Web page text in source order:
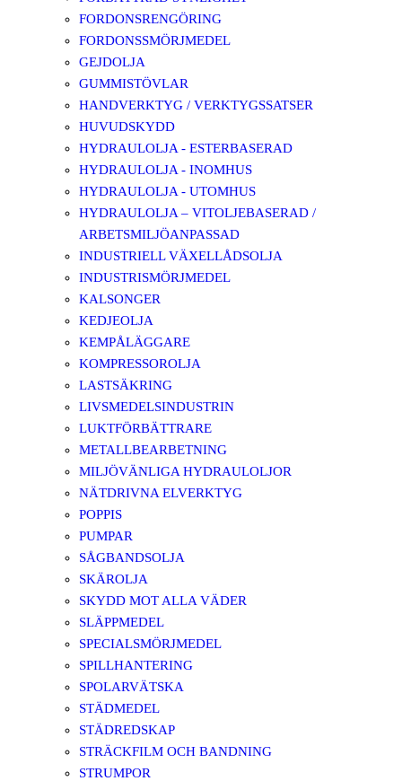
FORDONSRENGÖRING
FORDONSSMÖRJMEDEL
GEJDOLJA
GUMMISTÖVLAR
HANDVERKTYG / VERKTYGSSATSER
HUVUDSKYDD
HYDRAULOLJA - ESTERBASERAD
HYDRAULOLJA - INOMHUS
HYDRAULOLJA - UTOMHUS
HYDRAULOLJA – VITOLJEBASERAD /
ARBETSMILJÖANPASSAD
INDUSTRIELL VÄXELLÅDSOLJA
INDUSTRISMÖRJMEDEL
KALSONGER
KEDJEOLJA
KEMPÅLÄGGARE
KOMPRESSOROLJA
LASTSÄKRING
LIVSMEDELSINDUSTRIN
LUKTFÖRBÄTTRARE
METALLBEARBETNING
MILJÖVÄNLIGA HYDRAULOLJOR
NÄTDRIVNA ELVERKTYG
POPPIS
PUMPAR
SÅGBANDSOLJA
SKÄROLJA
SKYDD MOT ALLA VÄDER
SLÄPPMEDEL
SPECIALSMÖRJMEDEL
SPILLHANTERING
SPOLARVÄTSKA
STÄDMEDEL
STÄDREDSKAP
STRÄCKFILM OCH BANDNING
STRUMPOR